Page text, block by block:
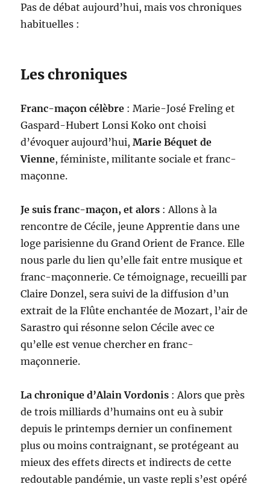
Pas de débat aujourd’hui, mais vos chroniques
habituelles :
Les chroniques
Franc-maçon célèbre : Marie-José Freling et
Gaspard-Hubert Lonsi Koko ont choisi
d’évoquer aujourd’hui,Marie Béquet de
Vienne, féministe, militante sociale et franc-
maçonne.
Je suis franc-maçon, et alors : Allons à la
rencontre de Cécile, jeune Apprentie dans une
loge parisienne du Grand Orient de France. Elle
nous parle du lien qu’elle fait entre musique et
franc-maçonnerie. Ce témoignage, recueilli par
Claire Donzel, sera suivi de la diffusion d’un
extrait de la Flûte enchantée de Mozart, l’air de
Sarastro qui résonne selon Cécile avec ce
qu’elle est venue chercher en franc-
maçonnerie.
La chronique d’Alain Vordonis : Alors que près
de trois milliards d’humains ont eu à subir
depuis le printemps dernier un confinement
plus ou moins contraignant, se protégeant au
mieux des effets directs et indirects de cette
redoutable pandémie, un vaste repli s’est opéré